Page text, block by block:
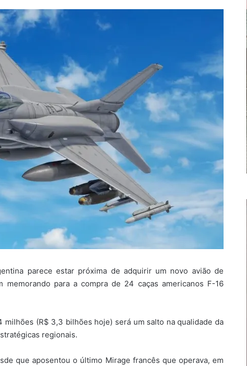
parece estar próxima de adquirir um novo avião de
para a compra de 24 caças americanos F-16
(R$ 3,3 bilhões hoje) será um salto na qualidade da
regionais.
que aposentou o último Mirage francês que operava, em